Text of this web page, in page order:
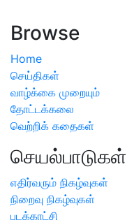
Browse
Home
செய்திகள்
வாழ்க்கை முறையும்
தோட்டக்கலை
வெற்றிக் கதைகள்
செயல்பாடுகள்
எதிர்வரும் நிகழ்வுகள்
நிறைவு நிகழ்வுகள்
படக்காட்சி